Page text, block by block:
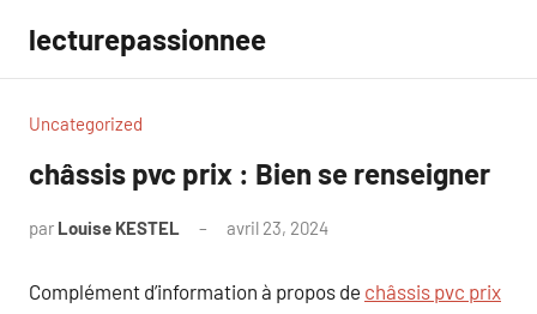
contenu
lecturepassionnee
Uncategorized
châssis pvc prix : Bien se renseigner
par Louise KESTEL avril 23, 2024
Complément d’information à propos de châssis pvc prix